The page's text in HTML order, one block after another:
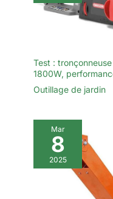
Test :
1800W,
Outillage de jardin
Mar
8
2025